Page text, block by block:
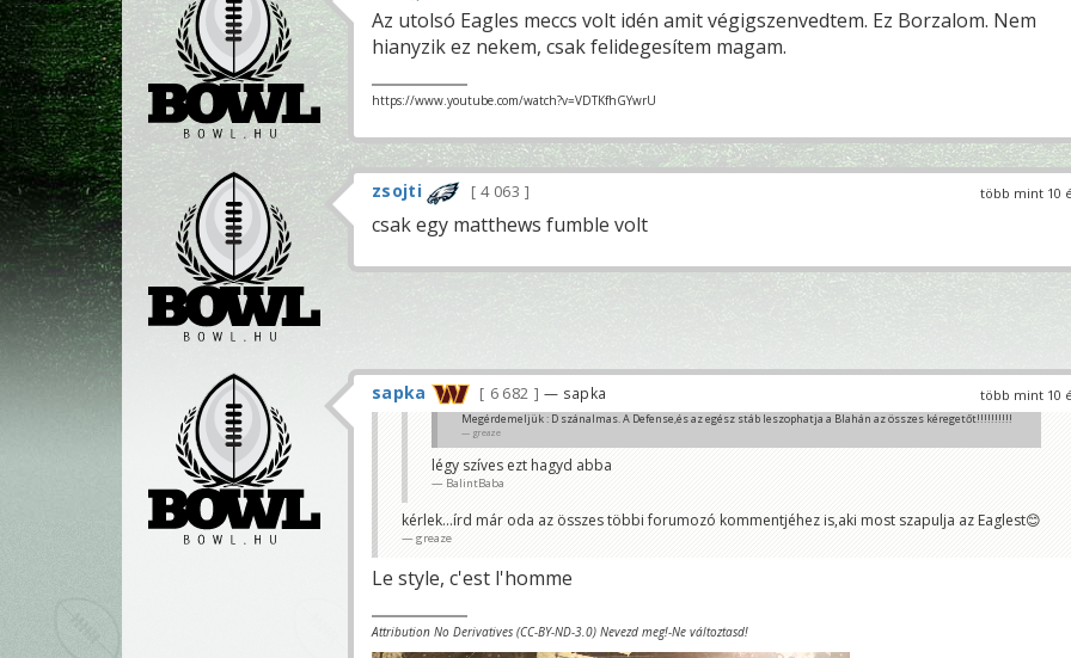
Az utolsó Eagles meccs volt idén amit végigszenvedtem. Ez Borzalom. Nem
hianyzik ez nekem, csak felidegesítem magam.
https://www.youtube.com/watch?v=VDTKfhGYwrU
több mint 10
zsojti 4 063
csak egy matthews fumble volt
több mint 10
sapka 6 682 — sapka
Megérdemeljük : D szánalmas. A Defense,és az egész stáb leszophatja a Blahán az összes kéregetőt!!!!!!!!!!
greaze
légy szíves ezt hagyd abba
BalintBaba
kérlek...írd már oda az összes többi forumozó kommentjéhez is,aki most szapulja az Eaglest😊
greaze
Le style, c'est l'homme
Attribution No Derivatives (CC-BY-ND-3.0) Nevezd meg!-Ne változtasd!